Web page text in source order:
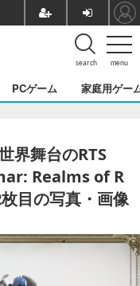
menu
search
PCゲーム 家庭用ゲー
界舞台のRTS
Realms of R
目の写真・画像